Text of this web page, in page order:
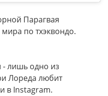
Парагвая
по тхэквондо.
- лишь одно из
Лореда любит
в Instagram.